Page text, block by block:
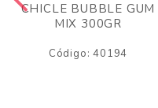
CHICLE BUBBLE GUM
MIX 300GR
Código: 40194